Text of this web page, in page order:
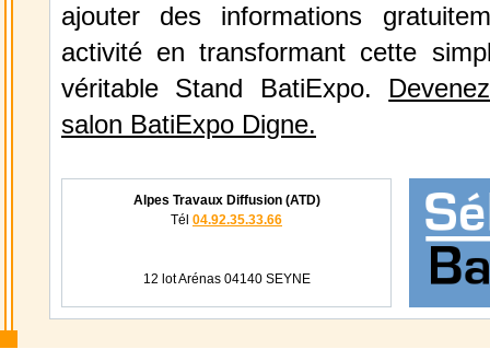
ajouter des informations
activité en transformant cette
véritable Stand BatiExpo.
salon BatiExpo Digne.
Alpes Travaux Diffusion (ATD)
Tél 04.92.35.33.66
12 lot Arénas 04140 SEYNE